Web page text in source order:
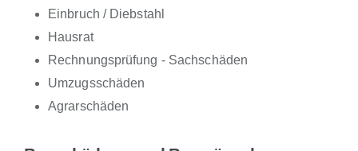
Einbruch / Diebstahl
Hausrat
Rechnungsprüfung - Sachschäden
Umzugsschäden
Agrarschäden